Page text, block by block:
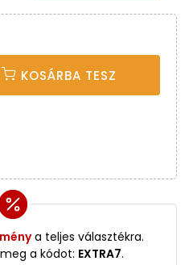
KOSÁRBA TESZ
a teljes választékra.
a kódot: EXTRA7.